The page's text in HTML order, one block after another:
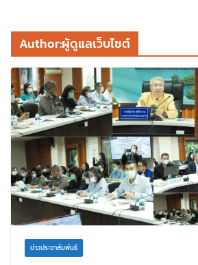
Author:ผู้ดูแลเว็บไซต์
ข่าวประชาสัมพันธ์